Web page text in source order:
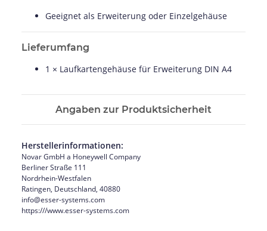
Geeignet als Erweiterung oder Einzelgehäuse
Lieferumfang
1 × Laufkartengehäuse für Erweiterung DIN A4
Angaben zur Produktsicherheit
Herstellerinformationen:
Novar GmbH a Honeywell Company
Berliner Straße 111
Nordrhein-Westfalen
Ratingen, Deutschland, 40880
info@esser-systems.com
https:///www.esser-systems.com